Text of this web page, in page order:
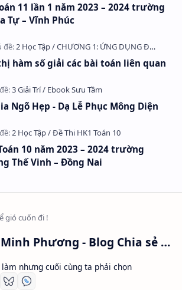
11 lần 1 năm 2023 – 2024 trường
Tự – Vĩnh Phúc
hàm số giải các bài toán liên quan
Ngõ Hẹp - Dạ Lễ Phục Mông Diện
10 năm 2023 – 2024 trường
Thế Vinh – Đồng Nai
Nguyễn Minh Phương - Blog Chia sẻ Kiến thức Chứng khoán & Tài liệu Toán học
nhưng cuối cùng ta phải chọn